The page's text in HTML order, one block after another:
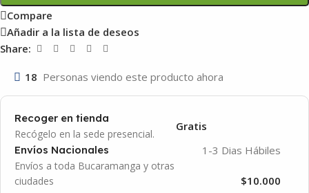
Compare
Añadir a la lista de deseos
Share:
18 Personas viendo este producto ahora
Recoger en tienda
Recógelo en la sede presencial.
Gratis
Envíos Nacionales
Envíos a toda Bucaramanga y otras
ciudades
1-3 Dias Hábiles
$10.000